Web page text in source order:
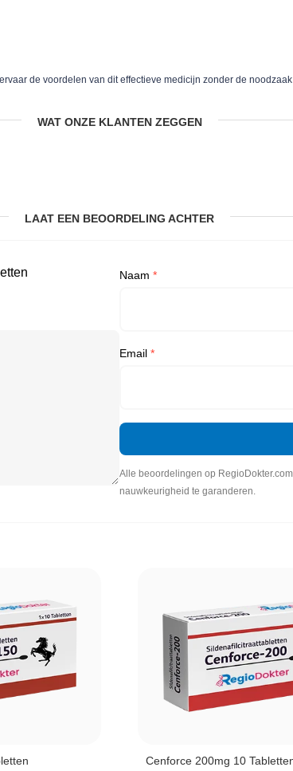
de voordelen van dit effectieve medicijn zonder de noodzaak
WAT ONZE KLANTEN ZEGGEN
LAAT EEN BEOORDELING ACHTER
Naam *
Email *
Alle beoordelingen op
nauwkeurigheid te garanderen.
Cenforce 200mg 10